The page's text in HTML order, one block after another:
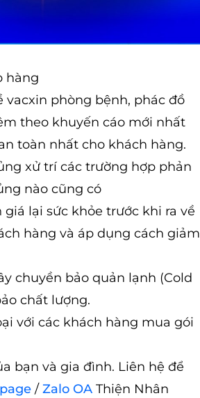
hàng
vacxin phòng bệnh, phác đồ
theo khuyến cáo mới nhất
toàn nhất cho khách hàng.
xử trí các trường hợp phản
nào cũng có
lại sức khỏe trước khi ra về
hàng và áp dụng cách giảm
chuyền bảo quản lạnh (Cold
chất lượng.
với các khách hàng mua gói
bạn và gia đình. Liên hệ để
/ Zalo OA Thiện Nhân